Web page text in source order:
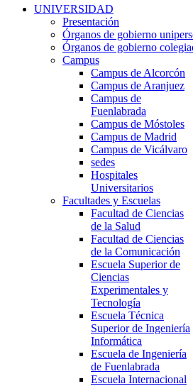
UNIVERSIDAD
Presentación
Órganos de gobierno
Órganos de gobierno
Campus
Campus de Alcorcón
Campus de Aranjuez
Campus de
Fuenlabrada
Campus de Móstoles
Campus de Madrid
Campus de Vicálvaro
sedes
Hospitales
Universitarios
Facultades y Escuelas
Facultad de Ciencias
de la Salud
Facultad de Ciencias
de la Comunicación
Escuela Superior de
Ciencias
Experimentales y
Tecnología
Escuela Técnica
Superior de Ingeniería
Informática
Escuela de Ingeniería
de Fuenlabrada
Escuela Internacional